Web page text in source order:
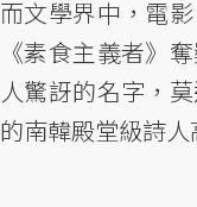
而文學界中，電
《素食主義者》
人驚訝的名字，
的南韓殿堂級詩人